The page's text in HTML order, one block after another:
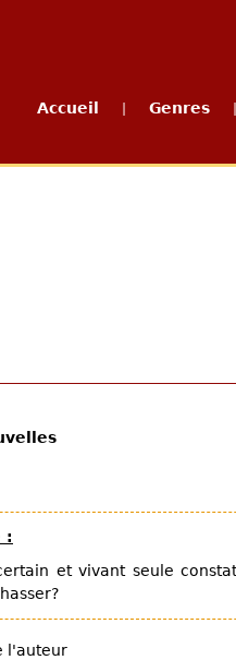
Accueil Genres
:
et vivant seule
l'auteur